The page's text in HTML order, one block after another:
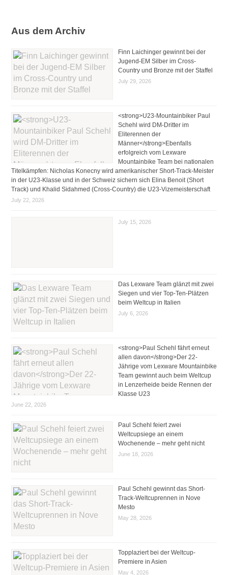
Aus dem Archiv
Finn Laichinger gewinnt bei der
Jugend-EM Silber im Cross-
Country und Bronze mit der Staffel
July 29, 2026
<strong>U23-Mountainbiker Paul
Schehl wird DM-Dritter im
Eliterennen der
Männer</strong>Ebenfalls
erfolgreich vom Lexware
Mountainbike Team bei nationalen
Titelkämpfen: Nicholas Konecny wird amerikanischer Short-Track-Meister
in der U23-Klasse und in der Schweiz sichern sich Elina Benoit (Short
Track) und Khalid Sidahmed (Cross-Country) die U23-Vizemeisterschaft
July 22, 2026
July 15, 2026
Das Lexware Team glänzt mit zwei
Siegen und vier Top-Ten-Plätzen
beim Weltcup in Italien
July 6, 2026
<strong>Paul Schehl fährt erneut
allen davon</strong>Der 22-
Jährige vom Lexware Mountainbike
Team gewinnt auch beim Weltcup
in Lenzerheide beide Rennen der
Klasse U23
June 22, 2026
Paul Schehl feiert zwei
Weltcupsiege an einem
Wochenende – mehr geht nicht
June 18, 2026
Paul Schehl gewinnt das Short-
Track-Weltcuprennen in Nove
Mesto
May 28, 2026
Topplaziert bei der Weltcup-
Premiere in Asien
May 4, 2026